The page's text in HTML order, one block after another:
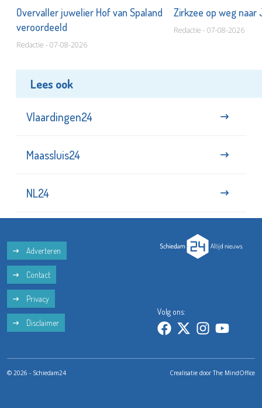
Overvaller juwelier Hof van Spaland
veroordeeld
Redactie - 07-08-2026
Zirkzee op weg
Redactie - 07-08-2026
Lees ook
Vlaardingen24
Maassluis24
NL24
Adverteren
Contact
Privacy
Disclaimer
Volg ons:
© 2026 - Schiedam24 Crealisatie doorThe MindOffice